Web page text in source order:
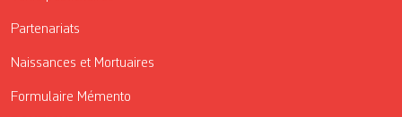
Partenariats
Naissances et Mortuaires
Formulaire Mémento